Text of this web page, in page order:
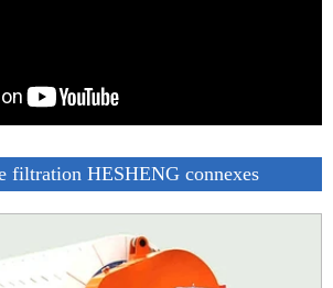
filtration HESHENG connexes